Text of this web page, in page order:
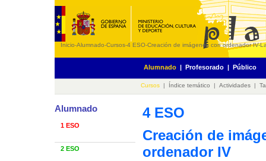
Inicio-Alumnado-Cursos-4 ESO-Creación de imágenes con ordenador IV-
Alumnado | Profesorado | Público
Cursos | Índice temático | Actividades |
Alumnado
1 ESO
2 ESO
4 ESO
Creación de
ordenador IV